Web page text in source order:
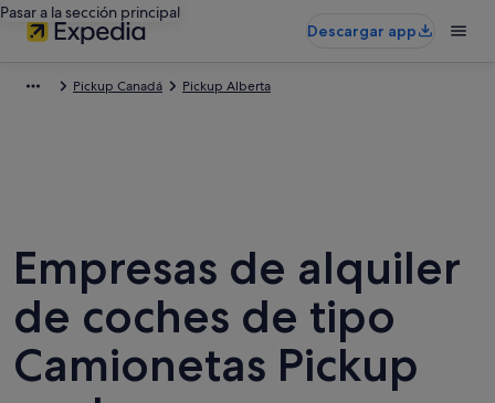
Pasar a la sección principal
Descargar app
Pickup Canadá Pickup Alberta
Empresas de alquiler
de coches de tipo
Camionetas Pickup